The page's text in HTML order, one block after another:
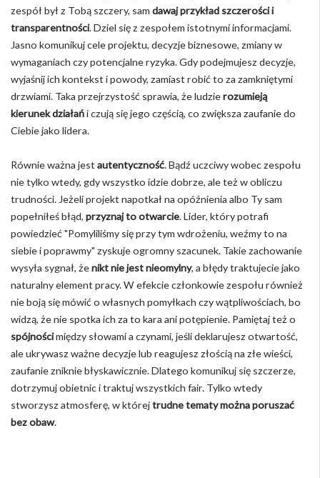
zespół był z Tobą szczery, sam dawaj przykład szczerości i
transparentności. Dziel się z zespołem istotnymi informacjami.
Jasno komunikuj cele projektu, decyzje biznesowe, zmiany w
wymaganiach czy potencjalne ryzyka. Gdy podejmujesz decyzje,
wyjaśnij ich kontekst i powody, zamiast robić to za zamkniętymi
drzwiami. Taka przejrzystość sprawia, że ludzierozumieją
kierunek działańi czują się jego częścią, co zwiększa zaufanie do
Ciebie jako lidera.
Równie ważna jestautentyczność. Bądź uczciwy wobec zespołu
nie tylko wtedy, gdy wszystko idzie dobrze, ale też w obliczu
trudności. Jeżeli projekt napotkał na opóźnienia albo Ty sam
popełniłeś błąd, przyznaj to otwarcie. Lider, który potrafi
powiedzieć "Pomyliliśmy się przy tym wdrożeniu, weźmy to na
siebie i poprawmy" zyskuje ogromny szacunek. Takie zachowanie
wysyła sygnał, żenikt nie jest nieomylny, a błędy traktujecie jako
naturalny element pracy. W efekcie członkowie zespołu również
nie boją się mówić o własnych pomyłkach czy wątpliwościach, bo
widzą, że nie spotka ich za to kara ani potępienie. Pamiętaj też o
spójnościmiędzy słowami a czynami, jeśli deklarujesz otwartość,
ale ukrywasz ważne decyzje lub reagujesz złością na złe wieści,
zaufanie zniknie błyskawicznie. Dlatego komunikuj się szczerze,
dotrzymuj obietnic i traktuj wszystkich fair. Tylko wtedy
stworzysz atmosferę, w którejtrudne tematy można poruszać
bez obaw.